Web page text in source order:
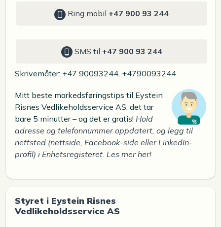
Ring mobil +47 900 93 244
SMS til +47 900 93 244
Skrivemåter: +47 90093244, +4790093244
Mitt beste markedsføringstips til Eystein
Risnes Vedlikeholdsservice AS, det tar
bare 5 minutter – og det er gratis! Hold
adresse og telefonnummer oppdatert, og legg til
nettsted (nettside, Facebook-side eller LinkedIn-
profil) i Enhetsregisteret. Les mer her!
Styret i Eystein Risnes
Vedlikeholdsservice AS